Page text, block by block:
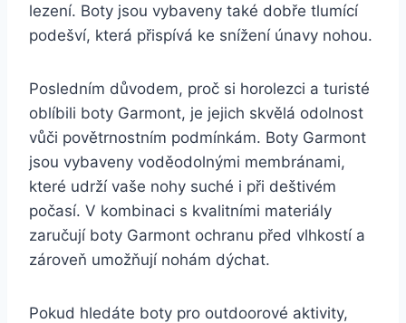
lezení. Boty ‍jsou ⁢vybaveny ⁣také dobře tlumící
‍podešví, která ⁤přispívá ke snížení únavy nohou.
Posledním důvodem, proč si horolezci a ‍turisté
⁣oblíbili boty⁢ Garmont, je ⁢jejich skvělá odolnost
vůči povětrnostním podmínkám. Boty Garmont
jsou vybaveny voděodolnými‍ membránami,
které udrží vaše nohy suché i při⁢ deštivém
počasí. V kombinaci s kvalitními materiály
‍zaručují boty Garmont‍ ochranu před vlhkostí a
⁤zároveň umožňují nohám dýchat.
Pokud hledáte‍ boty ⁤pro‍ outdoorové aktivity,